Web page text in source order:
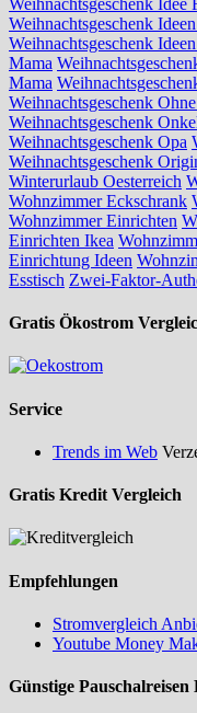
Weihnachtsgeschenk
Weihnachtsgeschenk
Mama
Mama
Weihnachtsgeschenk
Weihnachtsgeschenk
Weihnachtsgeschenk Opa
Weihnachtsgeschenk
Winterurlaub Oesterreich
Wohnzimmer Eckschrank
Wohnzimmer Einrichten
Einrichten Ikea
Einrichtung Ideen
Esstisch Zwei-Faktor-
Gratis Ökostrom
Service
Trends im Web
Gratis Kredit Vergleich
Empfehlungen
Stromvergleich
Youtube Money
Günstige Pauschalreisen